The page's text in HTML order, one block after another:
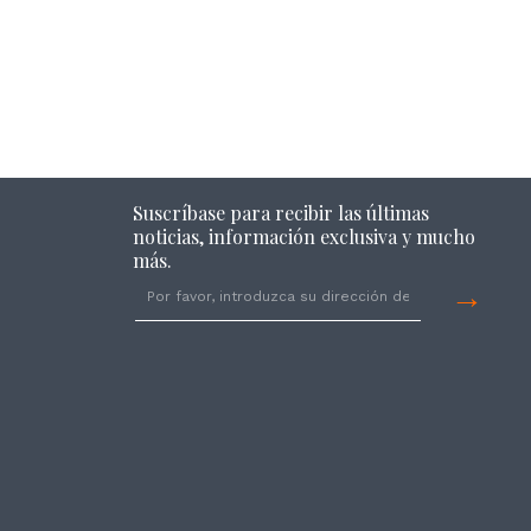
Suscríbase para recibir las últimas
noticias, información exclusiva y mucho
más.
→